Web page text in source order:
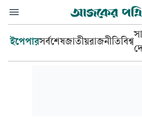
ইপেপারসর্বশেষজাতীয়রাজনীতিবিশ্ব